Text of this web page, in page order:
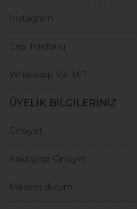
Instagram
Cep Telefonu
Whatsapp Var Mı?
ÜYELİK BİLGİLERİNİZ
Cinsiyet
Aradığınız Cinsiyet
Medeni durum